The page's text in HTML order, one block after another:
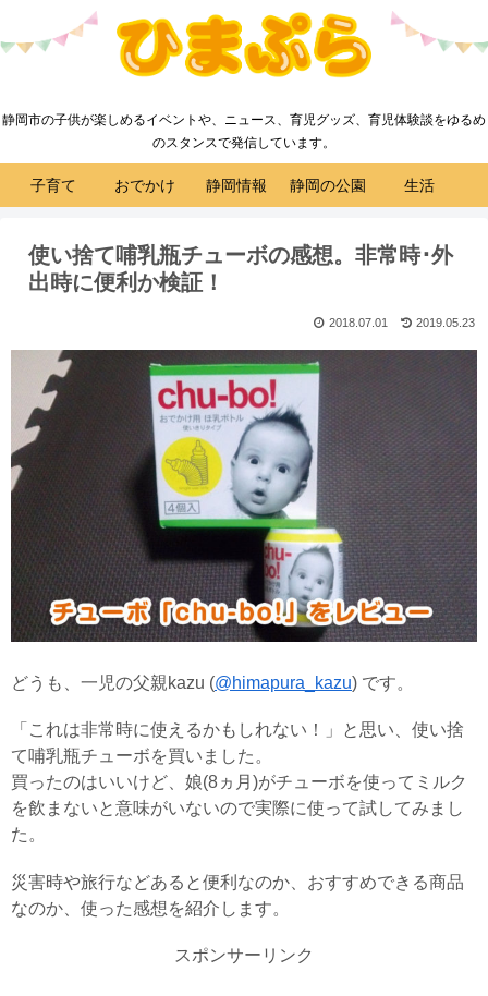
静岡市の子供が楽しめるイベントや、ニュース、育児グッズ、育児体験談をゆるめ
のスタンスで発信しています。
子育て おでかけ 静岡情報 静岡の公園 生活
使い捨て哺乳瓶チューボの感想。非常時･外
出時に便利か検証！
2019.05.23
2018.07.01
どうも、一児の父親kazu (@himapura_kazu) です。
「これは非常時に使えるかもしれない！」と思い、使い捨
て哺乳瓶チューボを買いました。
買ったのはいいけど、娘(8ヵ月)がチューボを使ってミルク
を飲まないと意味がいないので実際に使って試してみまし
た。
災害時や旅行などあると便利なのか、おすすめできる商品
なのか、使った感想を紹介します。
スポンサーリンク